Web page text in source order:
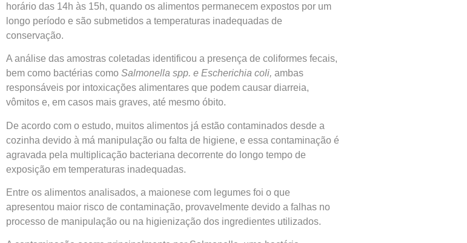
horário das 14h às 15h, quando os alimentos permanecem expostos por um
longo período e são submetidos a temperaturas inadequadas de
conservação.
A análise das amostras coletadas identificou a presença de coliformes fecais,
bem como bactérias como Salmonella spp. e Escherichia coli, ambas
responsáveis por intoxicações alimentares que podem causar diarreia,
vômitos e, em casos mais graves, até mesmo óbito.
De acordo com o estudo, muitos alimentos já estão contaminados desde a
cozinha devido à má manipulação ou falta de higiene, e essa contaminação é
agravada pela multiplicação bacteriana decorrente do longo tempo de
exposição em temperaturas inadequadas.
Entre os alimentos analisados, a maionese com legumes foi o que
apresentou maior risco de contaminação, provavelmente devido a falhas no
processo de manipulação ou na higienização dos ingredientes utilizados.